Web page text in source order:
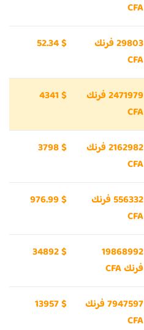
CFA
29803 فرنك
CFA
52.34 $
2471979 فرنك
CFA
4341 $
2162982 فرنك
CFA
3798 $
556332 فرنك
CFA
976.99 $
19868992
فرنك CFA
34892 $
7947597 فرنك
CFA
13957 $